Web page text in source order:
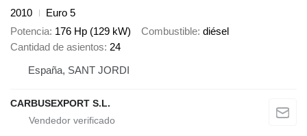
2010
Euro 5
Potencia 176 Hp (129 kW) Combustible diésel
Cantidad de asientos 24
España, SANT JORDI
CARBUSEXPORT S.L.